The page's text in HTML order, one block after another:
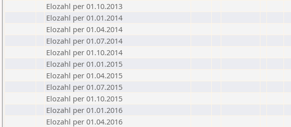
Elozahl per 01.10.2013
Elozahl per 01.01.2014
Elozahl per 01.04.2014
Elozahl per 01.07.2014
Elozahl per 01.10.2014
Elozahl per 01.01.2015
Elozahl per 01.04.2015
Elozahl per 01.07.2015
Elozahl per 01.10.2015
Elozahl per 01.01.2016
Elozahl per 01.04.2016